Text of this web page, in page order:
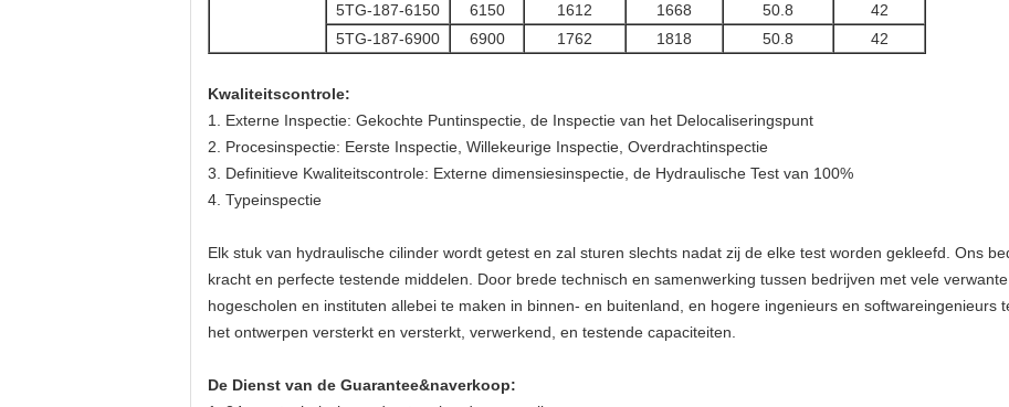
5TG-187-6150
6150 1612 1668 50.8
42
5TG-187-6900
6900 1762 1818 50.8 42
Kwaliteitscontrole:
1. Externe Inspectie: Gekochte Puntinspectie, de Inspectie van het Delocaliseringspunt
2. Procesinspectie: Eerste Inspectie, Willekeurige Inspectie, Overdrachtinspectie
3. Definitieve Kwaliteitscontrole: Externe dimensiesinspectie, de Hydraulische Test van 100%
4. Typeinspectie
Elk stuk van hydraulische cilinder wordt getest en zal sturen slechts nadat zij de elke test worden gekleefd. Ons
kracht en perfecte testende middelen. Door brede technisch en samenwerking tussen bedrijven met vele
hogescholen en instituten allebei te maken in binnen- en buitenland, en hogere ingenieurs en softwareingenieurs
het ontwerpen versterkt en versterkt, verwerkend, en testende capaciteiten.
De Dienst van de Guarantee&naverkoop: